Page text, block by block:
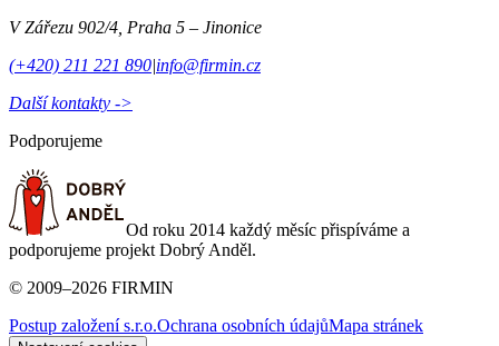
V Zářezu 902/4 Praha 5 – Jinonice
(+420) 211 221 890|info@firmin.cz
Další kontakty ->
Podporujeme
Od roku 2014 každý měsíc přispíváme a
podporujeme projekt Dobrý Anděl.
© 2009–2026 FIRMIN
Postup založení s.r.o.Ochrana osobních údajůMapa stránek